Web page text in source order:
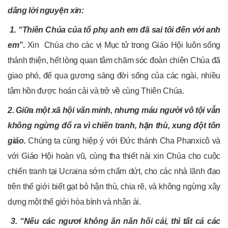
dâng lời nguyện xin:
1. “Thiên Chúa của tổ phụ anh em đã sai tôi đến với anh
em”.Xin Chúa cho các vị Mục tử trong Giáo Hội luôn sống
thánh thiện, hết lòng quan tâm chăm sóc đoàn chiên Chúa đã
giao phó, để qua gương sáng đời sống của các ngài, nhiều
tâm hồn được hoán cải và trở về cùng Thiên Chúa.
2. Giữa một xã hội văn minh, nhưng máu người vô tội vẫn
không ngừng đổ ra vì chiến tranh, hận thù, xung đột tôn
giáo.Chúng ta cùng hiệp ý với Đức thánh Cha Phanxicô và
với Giáo Hội hoàn vũ, cùng tha thiết nài xin Chúa cho cuộc
chiến tranh tại Ucraina sớm chấm dứt, cho các nhà lãnh đạo
trên thế giới biết gạt bỏ hận thù, chia rẽ, và không ngừng xây
dựng một thế giới hòa bình và nhân ái.
3. “Nếu các ngươi không ăn năn hối cải, thì tất cả các